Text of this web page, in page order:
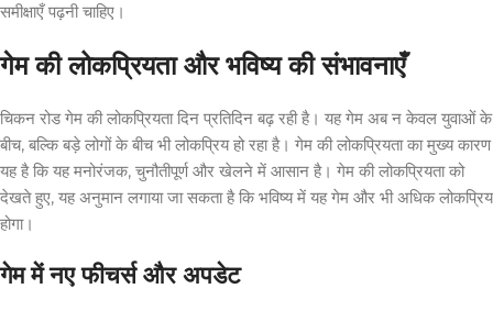
समीक्षाएँ पढ़नी चाहिए।
गेम की लोकप्रियता और भविष्य की संभावनाएँ
चिकन रोड गेम की लोकप्रियता दिन प्रतिदिन बढ़ रही है। यह गेम अब न केवल युवाओं के
बीच, बल्कि बड़े लोगों के बीच भी लोकप्रिय हो रहा है। गेम की लोकप्रियता का मुख्य कारण
यह है कि यह मनोरंजक, चुनौतीपूर्ण और खेलने में आसान है। गेम की लोकप्रियता को
देखते हुए, यह अनुमान लगाया जा सकता है कि भविष्य में यह गेम और भी अधिक लोकप्रिय
होगा।
गेम में नए फीचर्स और अपडेट